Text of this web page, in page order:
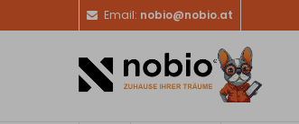
Email: nobio@nobio.at